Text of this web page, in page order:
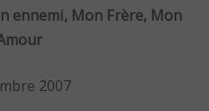
ennemi, Mon Frère, Mon
2007